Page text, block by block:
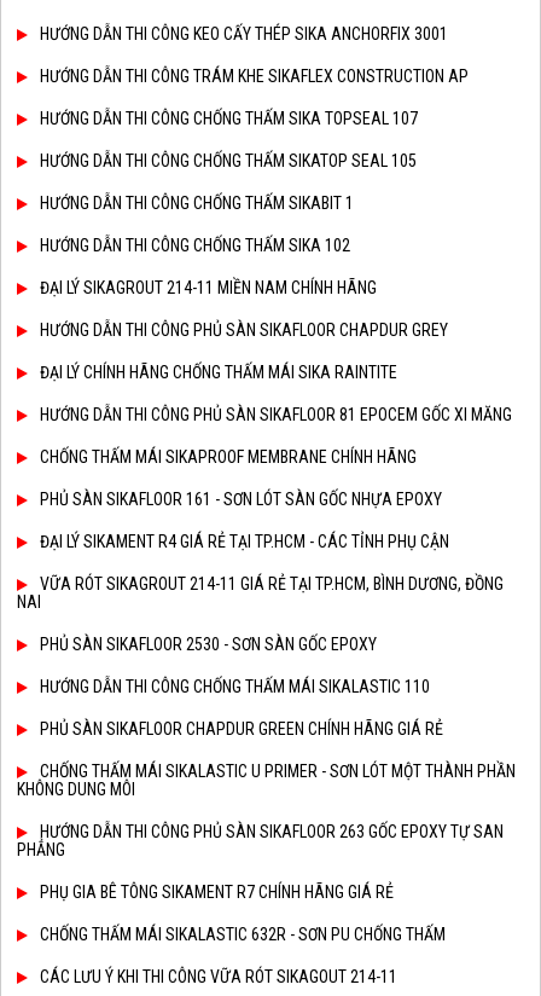
HƯỚNG DẪN THI CÔNG KEO CẤY THÉP SIKA ANCHORFIX 3001
HƯỚNG DẪN THI CÔNG TRÁM KHE SIKAFLEX CONSTRUCTION AP
HƯỚNG DẪN THI CÔNG CHỐNG THẤM SIKA TOPSEAL 107
HƯỚNG DẪN THI CÔNG CHỐNG THẤM SIKATOP SEAL 105
HƯỚNG DẪN THI CÔNG CHỐNG THẤM SIKABIT 1
HƯỚNG DẪN THI CÔNG CHỐNG THẤM SIKA 102
ĐẠI LÝ SIKAGROUT 214-11 MIỀN NAM CHÍNH HÃNG
HƯỚNG DẪN THI CÔNG PHỦ SÀN SIKAFLOOR CHAPDUR GREY
ĐẠI LÝ CHÍNH HÃNG CHỐNG THẤM MÁI SIKA RAINTITE
HƯỚNG DẪN THI CÔNG PHỦ SÀN SIKAFLOOR 81 EPOCEM GỐC XI MĂNG
CHỐNG THẤM MÁI SIKAPROOF MEMBRANE CHÍNH HÃNG
PHỦ SÀN SIKAFLOOR 161 - SƠN LÓT SÀN GỐC NHỰA EPOXY
ĐẠI LÝ SIKAMENT R4 GIÁ RẺ TẠI TP.HCM - CÁC TỈNH PHỤ CẬN
VỮA RÓT SIKAGROUT 214-11 GIÁ RẺ TẠI TP.HCM, BÌNH DƯƠNG, ĐỒNG
NAI
PHỦ SÀN SIKAFLOOR 2530 - SƠN SÀN GỐC EPOXY
HƯỚNG DẪN THI CÔNG CHỐNG THẤM MÁI SIKALASTIC 110
PHỦ SÀN SIKAFLOOR CHAPDUR GREEN CHÍNH HÃNG GIÁ RẺ
CHỐNG THẤM MÁI SIKALASTIC U PRIMER - SƠN LÓT MỘT THÀNH PHẦN
KHÔNG DUNG MÔI
HƯỚNG DẪN THI CÔNG PHỦ SÀN SIKAFLOOR 263 GỐC EPOXY TỰ SAN
PHẲNG
PHỤ GIA BÊ TÔNG SIKAMENT R7 CHÍNH HÃNG GIÁ RẺ
CHỐNG THẤM MÁI SIKALASTIC 632R - SƠN PU CHỐNG THẤM
CÁC LƯU Ý KHI THI CÔNG VỮA RÓT SIKAGOUT 214-11